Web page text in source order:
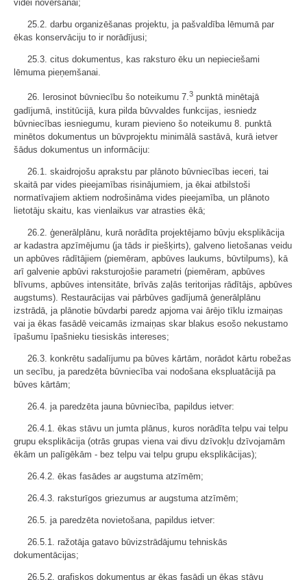
videi novēršanai;
25.2. darbu organizēšanas projektu, ja pašvaldība lēmumā par
ēkas konservāciju to ir norādījusi;
25.3. citus dokumentus, kas raksturo ēku un nepieciešami
lēmuma pieņemšanai.
26. Ierosinot būvniecību šo noteikumu 7.3 punktā minētajā
gadījumā, institūcijā, kura pilda būvvaldes funkcijas, iesniedz
būvniecības iesniegumu, kuram pievieno šo noteikumu 8. punktā
minētos dokumentus un būvprojektu minimālā sastāvā, kurā ietver
šādus dokumentus un informāciju:
26.1. skaidrojošu aprakstu par plānoto būvniecības ieceri, tai
skaitā par vides pieejamības risinājumiem, ja ēkai atbilstoši
normatīvajiem aktiem nodrošināma vides pieejamība, un plānoto
lietotāju skaitu, kas vienlaikus var atrasties ēkā;
26.2. ģenerālplānu, kurā norādīta projektējamo būvju eksplikācija
ar kadastra apzīmējumu (ja tāds ir piešķirts), galveno lietošanas veidu
un apbūves rādītājiem (piemēram, apbūves laukums, būvtilpums), kā
arī galvenie apbūvi raksturojošie parametri (piemēram, apbūves
blīvums, apbūves intensitāte, brīvās zaļās teritorijas rādītājs, apbūves
augstums). Restaurācijas vai pārbūves gadījumā ģenerālplānu
izstrādā, ja plānotie būvdarbi paredz apjoma vai ārējo tīklu izmaiņas
vai ja ēkas fasādē veicamās izmaiņas skar blakus esošo nekustamo
īpašumu īpašnieku tiesiskās intereses;
26.3. konkrētu sadalījumu pa būves kārtām, norādot kārtu robežas
un secību, ja paredzēta būvniecība vai nodošana ekspluatācijā pa
būves kārtām;
26.4. ja paredzēta jauna būvniecība, papildus ietver:
26.4.1. ēkas stāvu un jumta plānus, kuros norādīta telpu vai telpu
grupu eksplikācija (otrās grupas viena vai divu dzīvokļu dzīvojamām
ēkām un palīgēkām - bez telpu vai telpu grupu eksplikācijas);
26.4.2. ēkas fasādes ar augstuma atzīmēm;
26.4.3. raksturīgos griezumus ar augstuma atzīmēm;
26.5. ja paredzēta novietošana, papildus ietver:
26.5.1. ražotāja gatavo būvizstrādājumu tehniskās
dokumentācijas;
26.5.2. grafiskos dokumentus ar ēkas fasādi un ēkas stāvu